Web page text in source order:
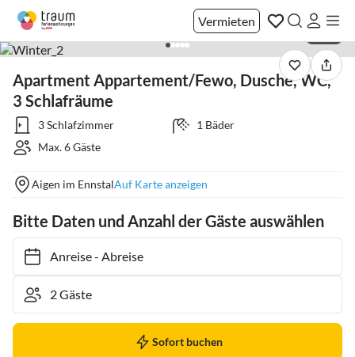
Vermieten
Apartment Appartement/Fewo, Dusche, WC,
3 Schlafräume
3 Schlafzimmer
1 Bäder
Max. 6 Gäste
Aigen im EnnstalAuf Karte anzeigen
Bitte Daten und Anzahl der Gäste auswählen
Anreise- Abreise
Sofort buchen